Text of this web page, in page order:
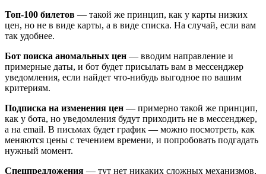
Топ-100 билетов — такой же принцип, как у карты низких
цен, но не в виде карты, а в виде списка. На случай, если вам
так удобнее.
Бот поиска аномальных цен — вводим направление и
примерные даты, и бот будет присылать вам в мессенджер
уведомления, если найдет что-нибудь выгодное по вашим
критериям.
Подписка на изменения цен — примерно такой же принцип,
как у бота, но уведомления будут приходить не в мессенджер,
а на email. В письмах будет график — можно посмотреть, как
меняются цены с течением времени, и попробовать подгадать
нужный момент.
Спецпредложения — тут нет никаких сложных механизмов,